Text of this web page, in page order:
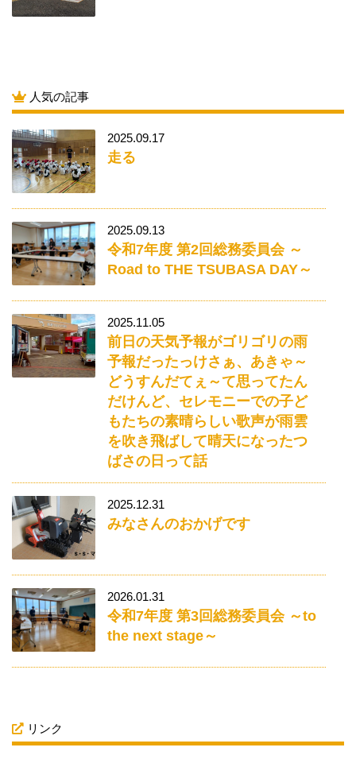
人気の記事
2025.09.17
走る
2025.09.13
令和7年度 第2回総務委員会 ～
Road to THE TSUBASA DAY～
2025.11.05
前日の天気予報がゴリゴリの雨
予報だったっけさぁ、あきゃ～
どうすんだてぇ～て思ってたん
だけんど、セレモニーでの子ど
もたちの素晴らしい歌声が雨雲
を吹き飛ばして晴天になったつ
ばさの日って話
2025.12.31
みなさんのおかげです
2026.01.31
令和7年度 第3回総務委員会 ～to
the next stage～
リンク